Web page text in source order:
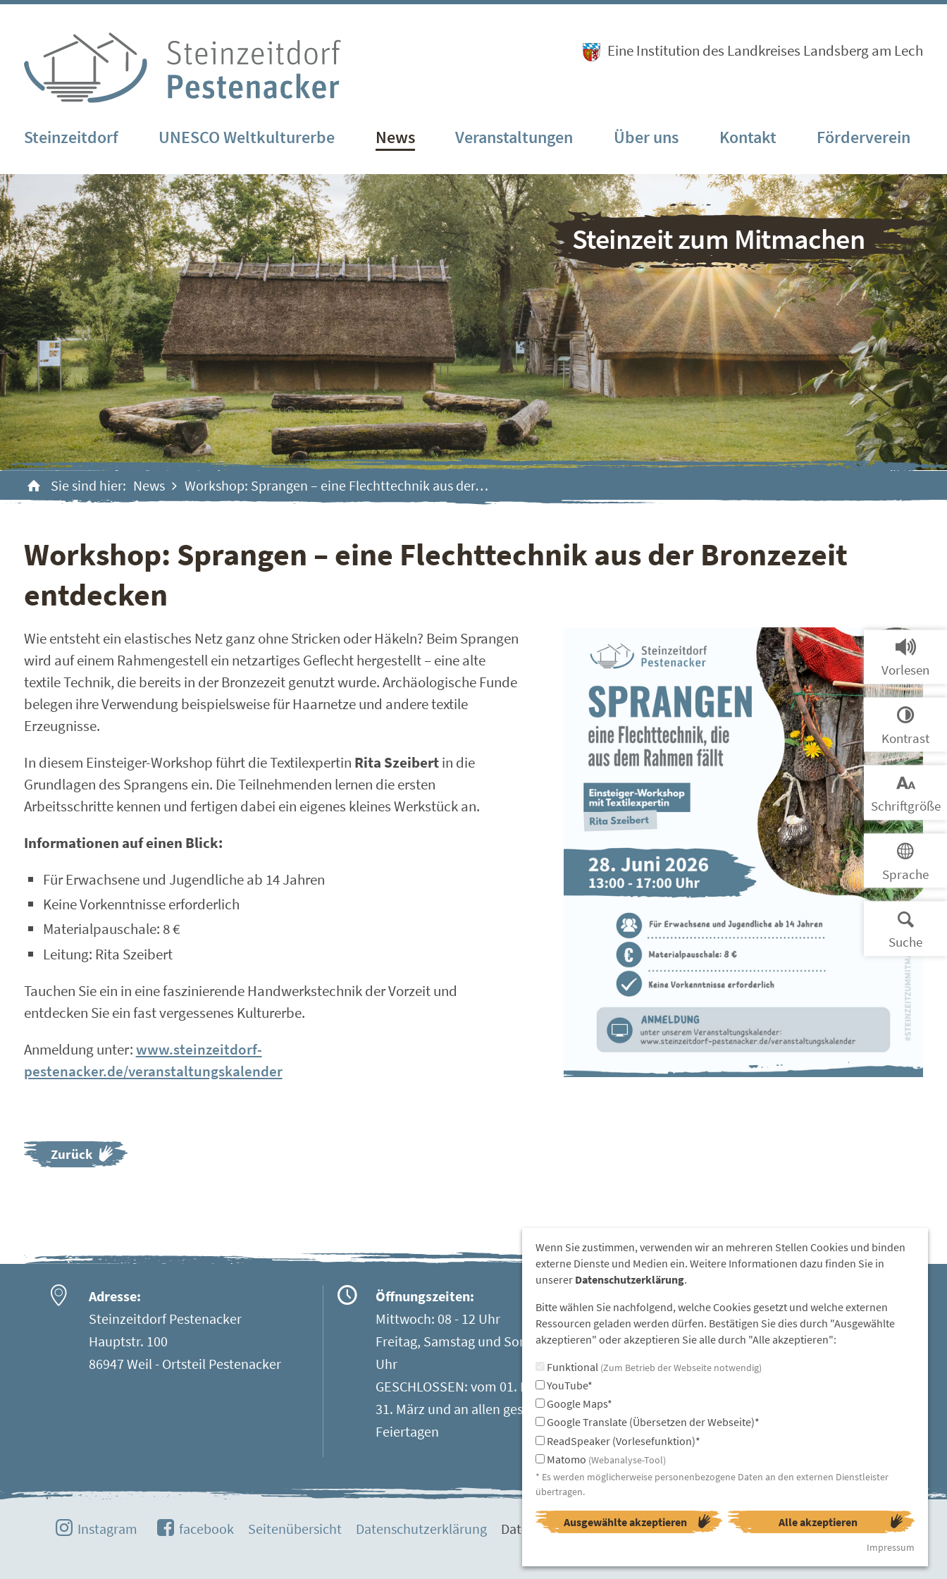
Eine Institution des Landkreises Landsberg am Lech
Steinzeitdorf UNESCO Weltkulturerbe News Veranstaltungen Über uns Kontakt Förderverein
Steinzeit zum Mitmachen
Sie sind hier: News Workshop: Sprangen – eine Flechttechnik aus der…
Workshop: Sprangen – eine Flechttechnik aus der Bronzezeit
entdecken
Wie entsteht ein elastisches Netz ganz ohne Stricken oder Häkeln? Beim Sprangen
wird auf einem Rahmengestell ein netzartiges Geflecht hergestellt – eine alte
textile Technik, die bereits in der Bronzezeit genutzt wurde. Archäologische Funde
belegen ihre Verwendung beispielsweise für Haarnetze und andere textile
Erzeugnisse.
In diesem Einsteiger-Workshop führt die Textilexpertin Rita Szeibertin die
Grundlagen des Sprangens ein. Die Teilnehmenden lernen die ersten
Arbeitsschritte kennen und fertigen dabei ein eigenes kleines Werkstück an.
Informationen auf einen Blick:
Für Erwachsene und Jugendliche ab 14 Jahren
Keine Vorkenntnisse erforderlich
Materialpauschale: 8 €
Leitung: Rita Szeibert
Tauchen Sie ein in eine faszinierende Handwerkstechnik der Vorzeit und
entdecken Sie ein fast vergessenes Kulturerbe.
Anmeldung unter:www.steinzeitdorf-
pestenacker.de/veranstaltungskalender
Zurück
Adresse:
Steinzeitdorf Pestenacker
Hauptstr. 100
86947 Weil - Ortsteil Pestenacker
Öffnungszeiten:
Mittwoch: 08 - 12 Uhr
Freitag, Samstag und Sonntag: 13 - 17
Uhr
GESCHLOSSEN: vom 01. November bis
31. März und an allen gesetzlichen
Feiertagen
steinzeitdorf-pestenacker@lra-
ll.bayern.de
Instagram facebook Seitenübersicht Datenschutzerklärung Datenschutzeinstellungen Erklärung zur Barrierefreiheit Impressum
Vorlesen
Kontrast
Schrift­größe
Sprache
Suche
Wenn Sie zustimmen, verwenden wir an mehreren Stellen Cookies und binden
externe Dienste und Medien ein. Weitere Informationen dazu finden Sie in
unserer Datenschutzerklärung.
Bitte wählen Sie nachfolgend, welche Cookies gesetzt und welche externen
Ressourcen geladen werden dürfen. Bestätigen Sie dies durch "Ausgewählte
akzeptieren" oder akzeptieren Sie alle durch "Alle akzeptieren":
Funktional (Zum Betrieb der Webseite notwendig)
YouTube*
Google Maps*
Google Translate (Übersetzen der Webseite)*
ReadSpeaker (Vorlesefunktion)*
Matomo (Webanalyse-Tool)
* Es werden möglicherweise personenbezogene Daten an den externen Dienstleister
übertragen.
Ausgewählte akzeptieren Alle akzeptieren
Impressum